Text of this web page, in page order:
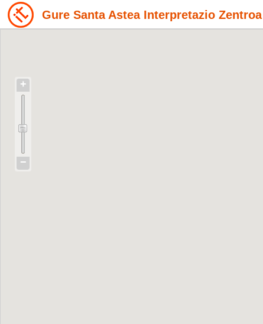
Gure Santa Astea Interpretazio Zentroa
+
−